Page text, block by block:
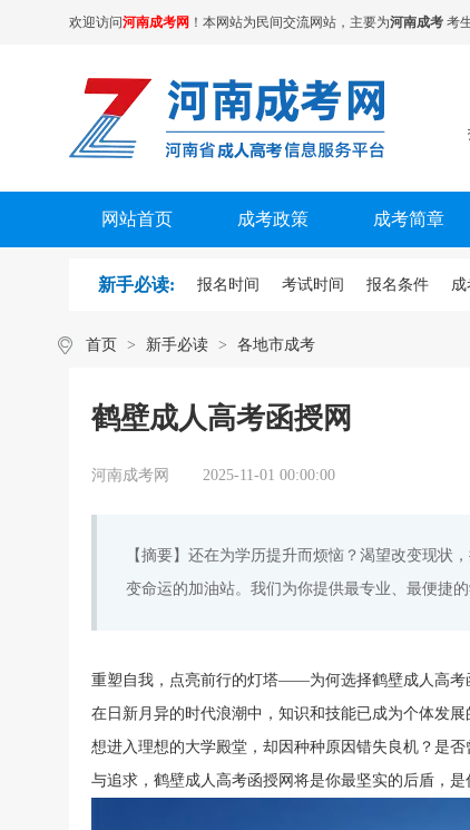
欢迎访问河南成考网 ！本网站为民间交流网站，主要为河南成考 考
网站首页 成考政策 成考简章
新手必读: 报名时间 考试时间 报名条件 成
首页 > 新手必读 > 各地市成考
鹤壁成人高考函授网
河南成考网 2025-11-01 00:00:00
【摘要】还在为学历提升而烦恼？渴望改变现状
变命运的加油站。我们为你提供最专业、最便捷
重塑自我，点亮前行的灯塔——为何选择鹤壁成人高考
在日新月异的时代浪潮中，知识和技能已成为个体发
想进入理想的大学殿堂，却因种种原因错失良机？是
与追求，鹤壁成人高考函授网将是你最坚实的后盾，是